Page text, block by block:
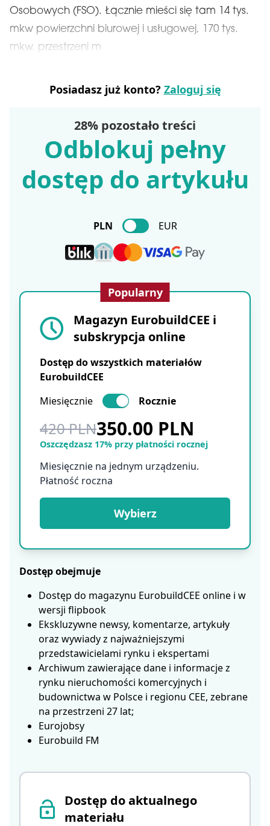
Osobowych (FSO). Łącznie mieści się tam 14 tys.
mkw powierzchni biurowej i usługowej, 170 tys.
mkw. przestrzeni m
Posiadasz już konto? Zaloguj się
28% pozostało treści
Odblokuj pełny
dostęp do artykułu
PLN EUR
Dostęp do aktualnego
materiału
Popularny
Magazyn EurobuildCEE i
subskrypcja online
Dostęp do wszystkich materiałów
EurobuildCEE
Miesięcznie
Rocznie
420 PLN350.00 PLN
Oszczędzasz 17% przy płatności rocznej
Miesięcznie na jednym urządzeniu.
Płatność roczna
Wybierz
Dostęp obejmuje
Dostęp do magazynu EurobuildCEE online i w
wersji flipbook
Ekskluzywne newsy, komentarze, artykuły
oraz wywiady z najważniejszymi
przedstawicielami rynku i ekspertami
Archiwum zawierające dane i informacje z
rynku nieruchomości komercyjnych i
budownictwa w Polsce i regionu CEE, zebrane
na przestrzeni 27 lat;
Eurojobsy
Eurobuild FM